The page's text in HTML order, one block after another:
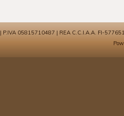
| P.IVA 05815710487 | REA C.C.I.A.A. FI-